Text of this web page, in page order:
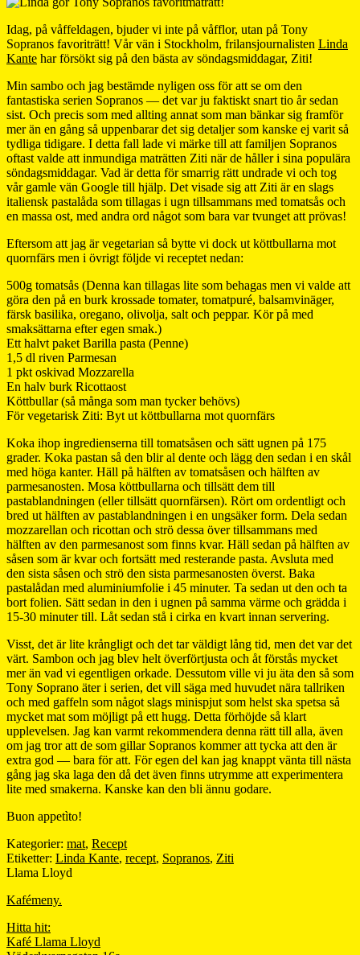
Idag, på våffeldagen, bjuder vi inte på våfflor, utan på Tony
Sopranos favoriträtt! Vår vän i Stockholm, frilansjournalisten Linda
Kante har försökt sig på den bästa av söndagsmiddagar, Ziti!
Min sambo och jag bestämde nyligen oss för att se om den
fantastiska serien Sopranos — det var ju faktiskt snart tio år sedan
sist. Och precis som med allting annat som man bänkar sig framför
mer än en gång så uppenbarar det sig detaljer som kanske ej varit så
tydliga tidigare. I detta fall lade vi märke till att familjen Sopranos
oftast valde att inmundiga maträtten Ziti när de håller i sina populära
söndagsmiddagar. Vad är detta för smarrig rätt undrade vi och tog
vår gamle vän Google till hjälp. Det visade sig att Ziti är en slags
italiensk pastalåda som tillagas i ugn tillsammans med tomatsås och
en massa ost, med andra ord något som bara var tvunget att prövas!
Eftersom att jag är vegetarian så bytte vi dock ut köttbullarna mot
quornfärs men i övrigt följde vi receptet nedan:
500g tomatsås (Denna kan tillagas lite som behagas men vi valde att
göra den på en burk krossade tomater, tomatpuré, balsamvinäger,
färsk basilika, oregano, olivolja, salt och peppar. Kör på med
smaksättarna efter egen smak.)
Ett halvt paket Barilla pasta (Penne)
1,5 dl riven Parmesan
1 pkt oskivad Mozzarella
En halv burk Ricottaost
Köttbullar (så många som man tycker behövs)
För vegetarisk Ziti: Byt ut köttbullarna mot quornfärs
Koka ihop ingredienserna till tomatsåsen och sätt ugnen på 175
grader. Koka pastan så den blir al dente och lägg den sedan i en skål
med höga kanter. Häll på hälften av tomatsåsen och hälften av
parmesanosten. Mosa köttbullarna och tillsätt dem till
pastablandningen (eller tillsätt quornfärsen). Rört om ordentligt och
bred ut hälften av pastablandningen i en ungsäker form. Dela sedan
mozzarellan och ricottan och strö dessa över tillsammans med
hälften av den parmesanost som finns kvar. Häll sedan på hälften av
såsen som är kvar och fortsätt med resterande pasta. Avsluta med
den sista såsen och strö den sista parmesanosten överst. Baka
pastalådan med aluminiumfolie i 45 minuter. Ta sedan ut den och ta
bort folien. Sätt sedan in den i ugnen på samma värme och grädda i
15-30 minuter till. Låt sedan stå i cirka en kvart innan servering.
Visst, det är lite krångligt och det tar väldigt lång tid, men det var det
värt. Sambon och jag blev helt överförtjusta och åt förstås mycket
mer än vad vi egentligen orkade. Dessutom ville vi ju äta den så som
Tony Soprano äter i serien, det vill säga med huvudet nära tallriken
och med gaffeln som något slags minispjut som helst ska spetsa så
mycket mat som möjligt på ett hugg. Detta förhöjde så klart
upplevelsen. Jag kan varmt rekommendera denna rätt till alla, även
om jag tror att de som gillar Sopranos kommer att tycka att den är
extra god — bara för att. För egen del kan jag knappt vänta till nästa
gång jag ska laga den då det även finns utrymme att experimentera
lite med smakerna. Kanske kan den bli ännu godare.
Buon appetìto!
Kategorier: mat, Recept
Etiketter: Linda Kante, recept, Sopranos, Ziti
Llama Lloyd
Kafémeny.
Hitta hit:
Kafé Llama Lloyd